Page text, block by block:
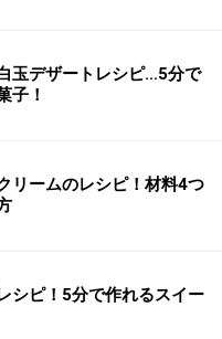
玉デザートレシピ…5分で
子！
リームのレシピ！材料4つ
シピ！5分で作れるスイー